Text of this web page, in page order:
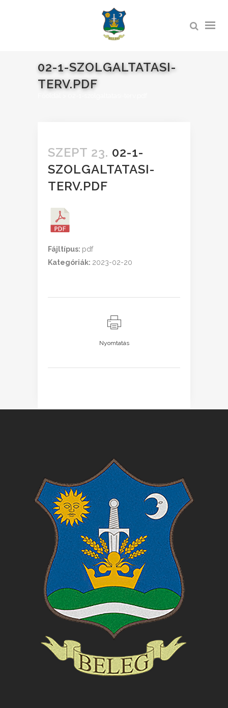
02-1-SZOLGALTATASI-
TERV.PDF
SZEPT 23. 02-1-
SZOLGALTATASI-
TERV.PDF
Fájltípus: pdf
Kategóriák: 2023-02-20
Nyomtatás